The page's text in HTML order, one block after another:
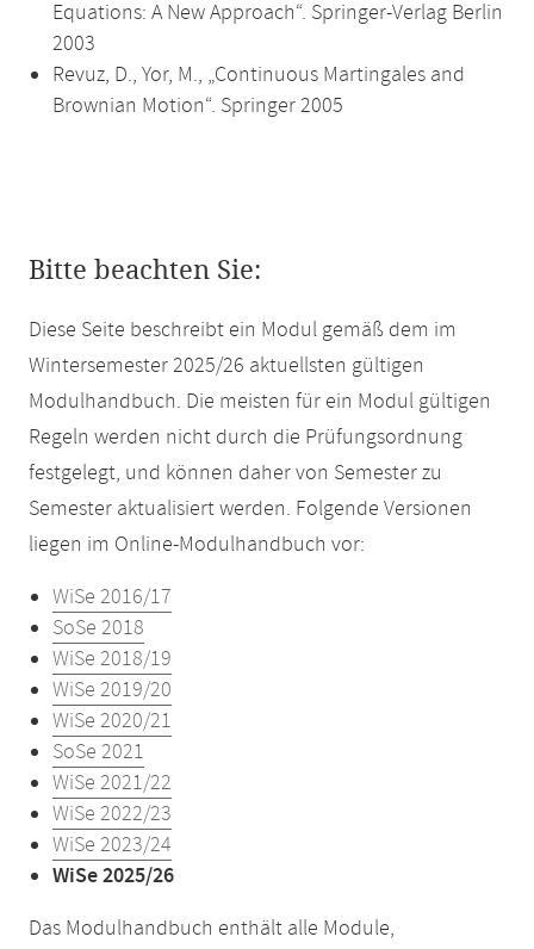
Equations: A New Approach“. Springer-Verlag Berlin
2003
Revuz, D., Yor, M., „Continuous Martingales and
Brownian Motion“. Springer 2005
Bitte beachten Sie:
Diese Seite beschreibt ein Modul gemäß dem im
Wintersemester 2025/26 aktuellsten gültigen
Modulhandbuch. Die meisten für ein Modul gültigen
Regeln werden nicht durch die Prüfungsordnung
festgelegt, und können daher von Semester zu
Semester aktualisiert werden. Folgende Versionen
liegen im Online-Modulhandbuch vor:
WiSe 2016/17
SoSe 2018
WiSe 2018/19
WiSe 2019/20
WiSe 2020/21
SoSe 2021
WiSe 2021/22
WiSe 2022/23
WiSe 2023/24
WiSe 2025/26
Das Modulhandbuch enthält alle Module,